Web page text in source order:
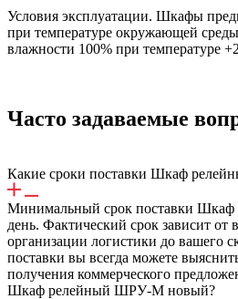
Условия эксплуатации. Шкафы
при температуре окружающей
влажности 100% при температуре
Часто задаваемые
Какие сроки поставки Шкаф
Минимальный срок поставки
день. Фактический срок зависит от
организации логистики до вашего
поставки вы всегда можете
получения коммерческого
Шкаф релейный ШРУ-М новый?